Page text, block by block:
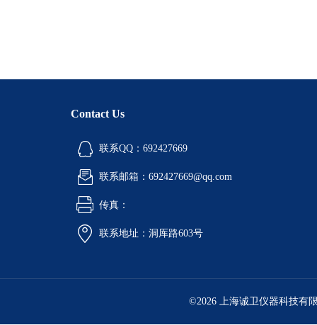
Contact Us
联系QQ：692427669
联系邮箱：692427669@qq.com
传真：
联系地址：洞厍路603号
©2026 上海诚卫仪器科技有